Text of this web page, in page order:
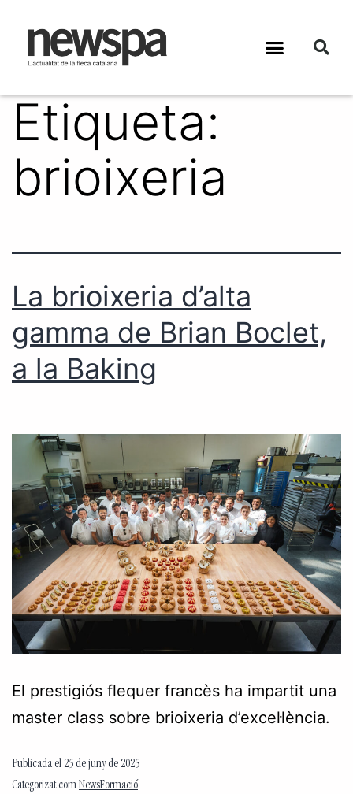
Etiqueta:
brioixeria
La brioixeria d’alta
gamma de Brian Boclet,
a la Baking
El prestigiós flequer francès ha impartit una
master class sobre brioixeria d’excel·lència.
Publicada el 25 de juny de 2025
Categorizat comNewsFormació